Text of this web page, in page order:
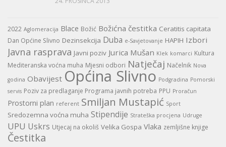
2022 Aglomeracija Blace Božić Božićna čestitka Ceratitis capitata
Dan Općine Slivno Dezinsekcija Duba e-Savjetovanje HAPIH Izbori
Javna rasprava Javni poziv Jurica Mušan Klek komarci Kultura
Mediteranska voćna muha Mjesni odbori Natječaj Načelnik Nova
godina Obavijest Općina Slivno Podgradina Pomorski
servis Poziv za predlaganje Programa javnih potreba PPU Proračun
Prostorni plan referent Smiljan Mustapić Sport
Sredozemna voćna muha Stipendije Strateška procjena Udruge
UPU Uskrs Utjecaj na okoliš Velika Gospa Vlaka zemljišne knjige
Čestitka